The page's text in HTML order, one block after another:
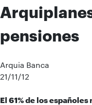
pensiones
Arquia Banca
21/11/12
El 61% de los